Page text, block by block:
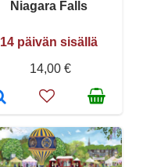
Niagara Falls
14 päivän sisällä
14,00 €